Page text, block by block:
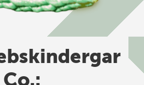
FAQ